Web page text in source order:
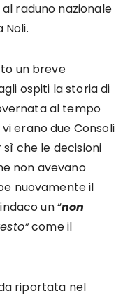
raduno nazionale
un breve
ospiti la storia di
al tempo
vi erano due Consoli
che le decisioni
non avevano
nuovamente il
un “non
come il
riportata nel